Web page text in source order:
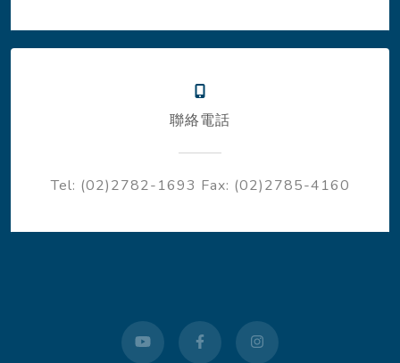
聯絡電話
Tel: (02)2782-1693 Fax: (02)2785-4160
youtube facebookinstagram